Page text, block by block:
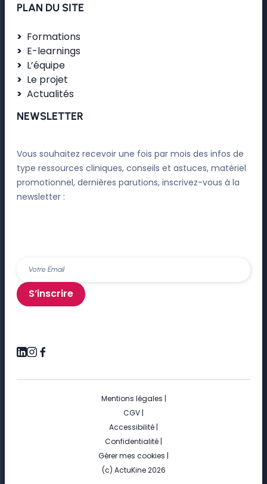
PLAN DU SITE
Formations
E-learnings
L’équipe
Le projet
Actualités
NEWSLETTER
Vous souhaitez recevoir une fois par mois des infos de
type ressources cliniques, conseils et astuces, matériel
promotionnel, dernières parutions, inscrivez-vous à la
newsletter :
S’inscrire
Mentions légales |
CGV |
Accessibilité |
Confidentialité |
Gérer mes cookies |
(c) ActuKine 2026